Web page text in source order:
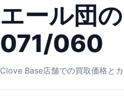
エール団
071/060
Clove Base店舗での買取価格と